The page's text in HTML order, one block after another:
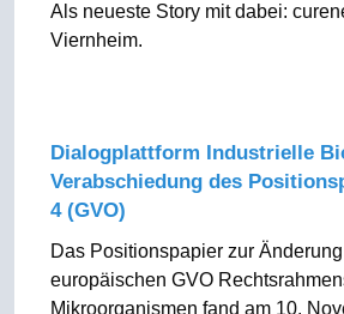
Als neueste Story mit dabei:
Viernheim.
Dialogplattform Industrielle
Verabschiedung des
4 (GVO)
Das Positionspapier zur
europäischen GVO
Mikroorganismen fand am 10.